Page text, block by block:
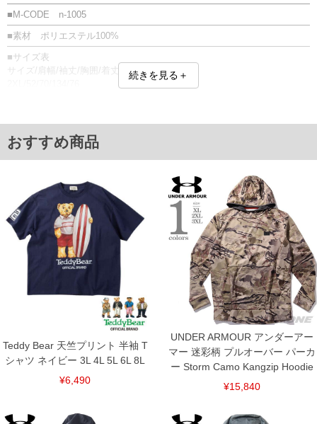
■M-CODE n-1005
■素材 ポリエステル100%
■サイズ表
サイズ/肩幅/袖丈/胸囲/着丈
下着(肌着)やワイシャツは商品の性質上、返品交換不可とさせて頂いております。予め
ご了承くださいませ。
裾上げ料金は500円+税となります。
備考欄に股下●cmとご記入下さい。（裾上げ無料対象商品は1本につき税込6,000円以
上の品が対象。1本5,999円以下の商品は有料（500円+税）となります。）
出荷まで約1週間～20日間程お時間を頂く場合がございます。
尚、裾上げした商品は返品・交換不可となりますので、予めご了承下さい。
一部、お直しに対応出来ない商品がございます。(例：裾にファスナーや調節ひもが付
いている、極端なデザインが施されている等)
※商品によって若干のサイズの誤差がございます。また、お客様がご使用の環境（コ
ンピュータ画面）によって、商品の色味が若干異なる場合がございます。予めご了承
※当店での掲載商品は、実店鋪と在庫を共用しておりますので店頭での売り違い、店
舗からのお取り寄せ等により、お客様にご迷惑をお掛けしてしまう場合がございま
す。そのようなことがない様最大限に努めておりますが、もしあった場合速やかにご
続きを見る＋
おすすめ商品
Teddy Bear 天竺プリント 半袖 T
シャツ ネイビー 3L 4L 5L 6L 8L
¥6,490
UNDER ARMOUR アンダーアー
マー 迷彩柄 プルオーバー パーカ
ー Storm Camo Kangzip Hoodie
¥15,840